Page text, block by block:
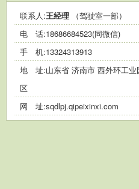
联系人:王经理 （驾驶室一部）
电 话:18686684523(同微信)
手 机:13324313913
地 址:山东省 济南市 西外环工业
区
网 址:sqdlpj.qipeixinxi.com